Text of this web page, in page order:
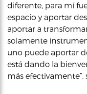
diferente, para mí
espacio y aportar
aportar a
solamente
uno puede aportar
está dando la
más efectivamente”,